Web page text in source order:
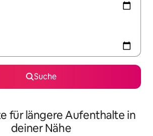
Suche
für längere Aufenthalte in
deiner Nähe